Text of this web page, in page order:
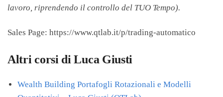
lavoro, riprendendo il controllo del TUO Tempo).
Sales Page: https://www.qtlab.it/p/trading-automatico
Altri corsi di Luca Giusti
Wealth Building Portafogli Rotazionali e Modelli